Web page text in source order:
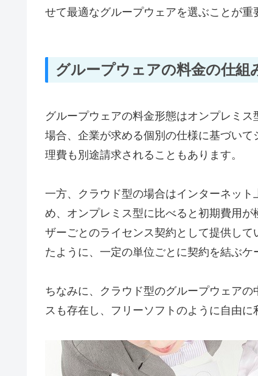
せて最適なグループウェアを選ぶことが重
グループウェアの料金の仕組
グループウェアの料金形態はオンプレミ
場合、企業が求める個別の仕様に基づい
理費も別途請求されることもあります。
一方、クラウド型の場合はインターネッ
め、オンプレミス型に比べると初期費用
ザーごとのライセンス契約として提供し
たように、一定の単位ごとに契約を結ぶケ
ちなみに、クラウド型のグループウェア
スも存在し、フリーソフトのように自由に